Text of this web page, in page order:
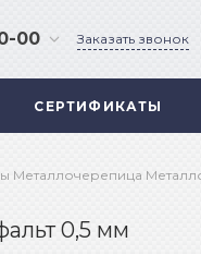
00 Заказать звонок
СЕРТИФИКАТЫ
Металлочерепица
0,5 мм